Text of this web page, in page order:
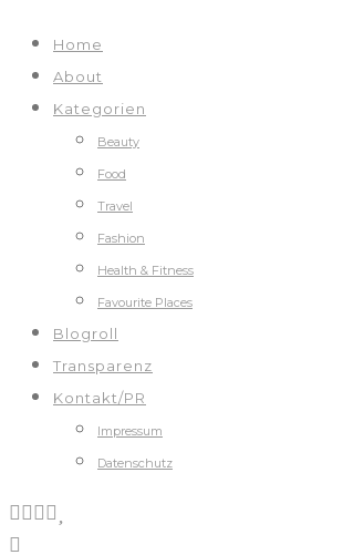
Home
About
Kategorien
Beauty
Food
Travel
Fashion
Health & Fitness
Favourite Places
Blogroll
Transparenz
Kontakt/PR
Impressum
Datenschutz